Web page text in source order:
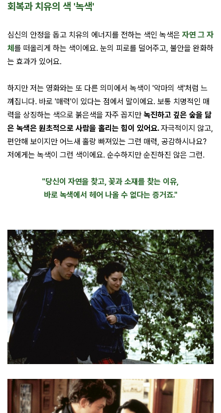
회복과 치유의 색 '녹색'
심신의 안정을 돕고 치유의 에너지를 전하는 색인 녹색은 자연 그 자
체 를 떠올리게 하는 색이에요. 눈의 피로를 덜어주고, 불안을 완화하
는 효과가 있어요.
하지만 저는 영화와는 또 다른 의미에서 녹색이 '악마의 색'처럼 느
껴집니다. 바로 '매력'이 있다는 점에서 말이에요. 보통 치명적인 매
력을 상징하는 색으로 붉은색을 자주 꼽지만 녹진하고 깊은 숲을 닮
은 녹색은 원초적으로 사람을 홀리는 힘이 있어요.자극적이지 않고,
편안해 보이지만 어느새 홀랑 빠져있는 그런 매력, 공감하시나요?
저에게는 녹색이 그런 색이에요. 순수하지만 순진하진 않은 그런.
"당신이 자연을 찾고, 꽃과 소재를 찾는 이유,
바로 녹색에서 헤어 나올 수 없다는 증거죠."